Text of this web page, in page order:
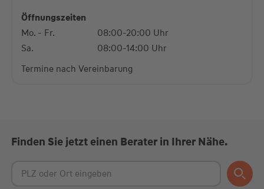
Öffnungszeiten
Mo. - Fr.
08:00-20:00 Uhr
Sa.
08:00-14:00 Uhr
Termine nach Vereinbarung
Finden Sie jetzt einen Berater in Ihrer Nähe.